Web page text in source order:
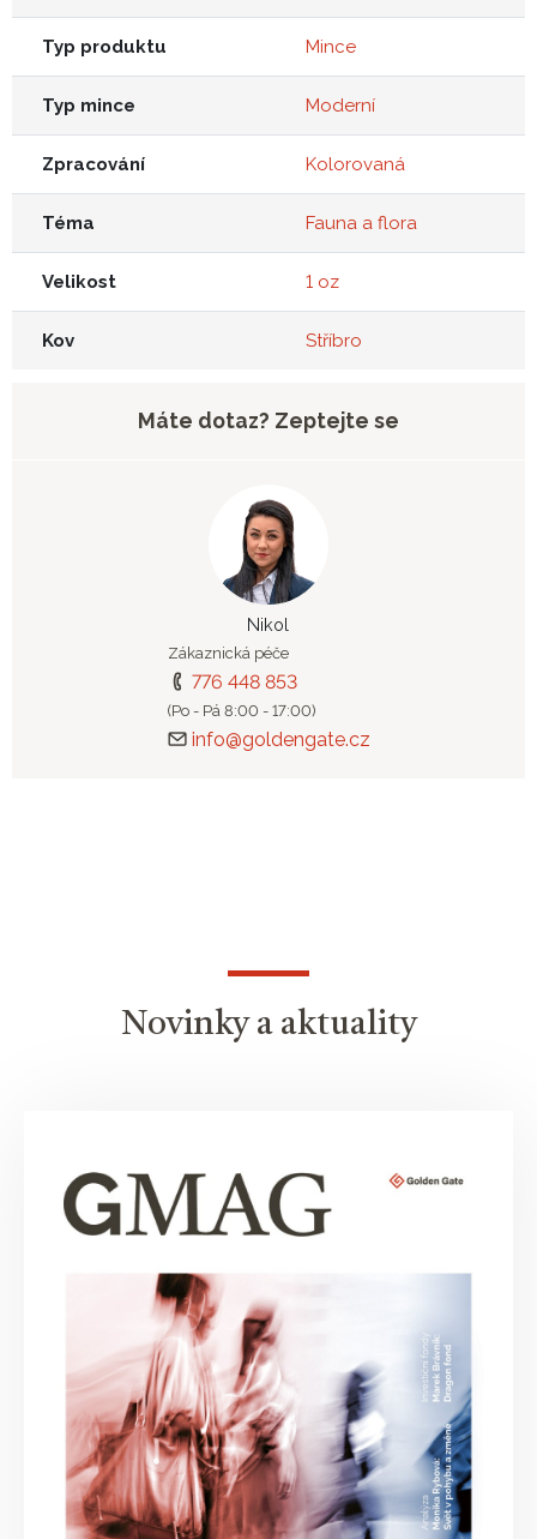
Typ produktu Mince
Typ mince Moderní
Zpracování Kolorovaná
Téma Fauna a flora
Velikost 1 oz
Kov Stříbro
Máte dotaz? Zeptejte se
Nikol
Zákaznická péče
776 448 853
(Po - Pá 8:00 - 17:00)
info@goldengate.cz
Novinky a aktuality